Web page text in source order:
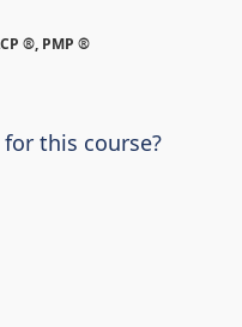
®, PMP ®
this course?